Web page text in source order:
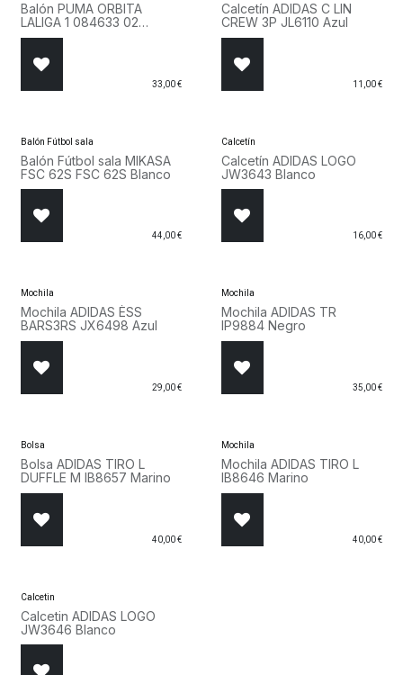
Balón PUMA ORBITA
LALIGA 1 084633 02
Amarillo
33,00€
Calcetín ADIDAS C LIN
CREW 3P JL6110 Azul
11,00€
Balón Fútbol sala
Balón Fútbol sala MIKASA
FSC 62S FSC 62S Blanco
44,00€
Calcetín
Calcetín ADIDAS LOGO
JW3643 Blanco
16,00€
Mochila
Mochila ADIDAS ÈSS
BARS3RS JX6498 Azul
29,00€
Mochila
Mochila ADIDAS TR
IP9884 Negro
35,00€
Bolsa
Bolsa ADIDAS TIRO L
DUFFLE M IB8657 Marino
40,00€
Mochila
Mochila ADIDAS TIRO L
IB8646 Marino
40,00€
Calcetin
Calcetin ADIDAS LOGO
JW3646 Blanco